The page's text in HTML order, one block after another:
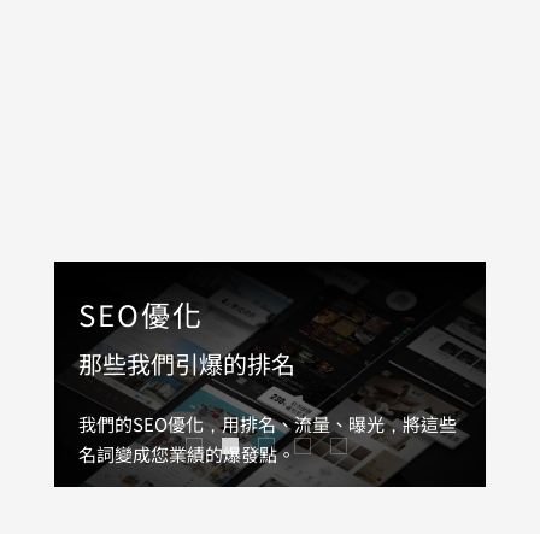
網頁設計
想透過網站提升品牌流量嗎？
我們的網頁設計不僅質感完美呈現，更能讓品牌
在一秒內引起共鳴，留下難以磨滅的印象。
SEO優化
那些我們引爆的排名
我們的SEO優化，用排名、流量、曝光，將這些
名詞變成您業績的爆發點。
廣告投放
找出品牌痛點，業績提升200%
不談理論，用數據說話、只看真實成果，有效助
您於紅海市場中脫穎而出，推動業績的增長。
社群平台維護
燃爆你的社群，品牌聲量倍增
我們的小編與企劃，旨在讓品牌引發話題並與市
場建立深厚連接。
AD-Team行銷
一站式行銷，創造品牌最大效益
我們將您的品牌以全新的方式帶入網路市場，將
您的客戶陷入不能不買的銷售環境中。